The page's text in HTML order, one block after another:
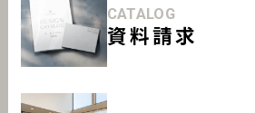
CATALOG
資料請求